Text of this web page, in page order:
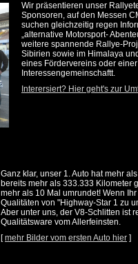
Wir präsentieren unser
Sponsoren, auf den Messen
suchen gleichzeitig regen
„alternative Motorsport-
weitere spannende Rallye-
Sibirien sowie im Himalaya
eines Fördervereins oder
Interessengemeinschaftt.
Interersiert? Hier geht's zur
Ganz klar, unser 1. Auto hat mehr
bereits mehr als 333.333 Kilometer
mehr als 10 Mal umrundet! Wenn
Qualitäten von "Highway-Star 1 zu
Aber unter uns, der V8-Schlitten ist
Qualitätsware vom Allerfeinsten.
[mehr Bilder vom ersten Auto hier ]